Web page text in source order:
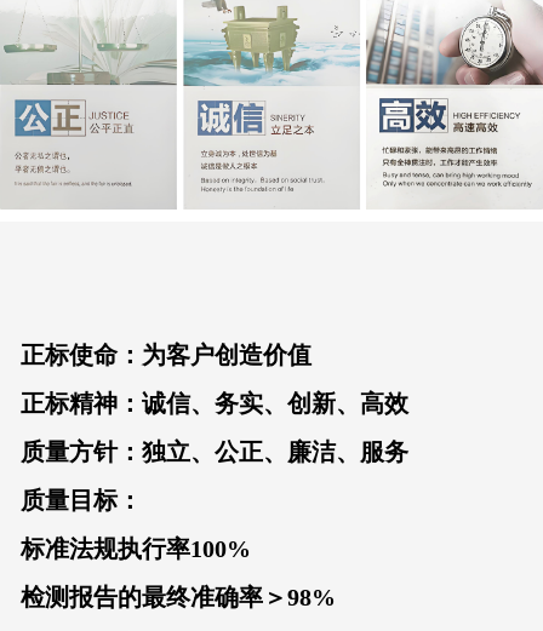
正标使命：为客户创造价值
正标精神：诚信、务实、创新、高效
质量方针：独立、公正、廉洁、服务
质量目标：
标准法规执行率100%
检测报告的最终准确率＞98%